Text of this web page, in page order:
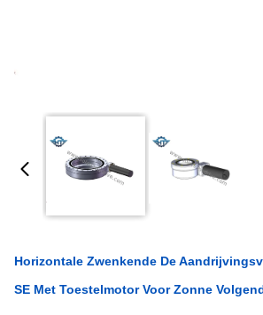
Horizontale Zwenkende De
SE Met Toestelmotor Voor Zonne